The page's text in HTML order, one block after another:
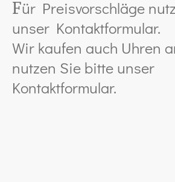
Für Preisvorschläge
unser Kontaktformular.
Wir kaufen auch Uhren
nutzen Sie bitte unser
Kontaktformular.